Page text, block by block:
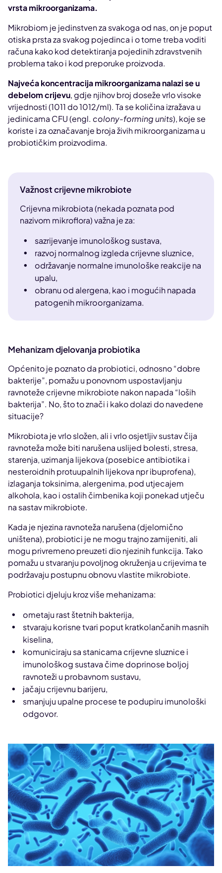
vrsta mikroorganizama.
Mikrobiom je jedinstven za svakoga od nas, on je poput
otiska prsta za svakog pojedinca i o tome treba voditi
računa kako kod detektiranja pojedinih zdravstvenih
problema tako i kod preporuke proizvoda.
Najveća koncentracija mikroorganizama nalazi se u
debelom crijevu, gdje njihov broj doseže vrlo visoke
vrijednosti (1011 do 1012/ml). Ta se količina izražava u
jedinicama CFU (engl. colony-forming units), koje se
koriste i za označavanje broja živih mikroorganizama u
probiotičkim proizvodima.
Važnost crijevne mikrobiote
Crijevna mikrobiota (nekada poznata pod
nazivom mikroflora) važna je za:
sazrijevanje imunološkog sustava,
razvoj normalnog izgleda crijevne sluznice,
održavanje normalne imunološke reakcije na
upalu,
obranu od alergena, kao i mogućih napada
patogenih mikroorganizama.
Mehanizam djelovanja probiotika
Općenito je poznato da probiotici, odnosno “dobre
bakterije”, pomažu u ponovnom uspostavljanju
ravnoteže crijevne mikrobiote nakon napada “loših
bakterija”. No, što to znači i kako dolazi do navedene
situacije?
Mikrobiota je vrlo složen, ali i vrlo osjetljiv sustav čija
ravnoteža može biti narušena uslijed bolesti, stresa,
starenja, uzimanja lijekova (posebice antibiotika i
nesteroidnih protuupalnih lijekova npr ibuprofena),
izlaganja toksinima, alergenima, pod utjecajem
alkohola, kao i ostalih čimbenika koji ponekad utječu
na sastav mikrobiote.
Kada je njezina ravnoteža narušena (djelomično
uništena), probiotici je ne mogu trajno zamijeniti, ali
mogu privremeno preuzeti dio njezinih funkcija. Tako
pomažu u stvaranju povoljnog okruženja u crijevima te
podržavaju postupnu obnovu vlastite mikrobiote.
Probiotici djeluju kroz više mehanizama:
ometaju rast štetnih bakterija,
stvaraju korisne tvari poput kratkolančanih masnih
kiselina,
komuniciraju sa stanicama crijevne sluznice i
imunološkog sustava čime doprinose boljoj
ravnoteži u probavnom sustavu,
jačaju crijevnu barijeru,
smanjuju upalne procese te podupiru imunološki
odgovor.